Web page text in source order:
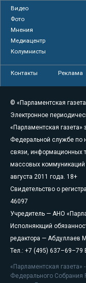
Видео
Фото
Мнения
Медиацентр
Колумнисты
Контакты Реклама
© «Парламентская
Электронное
«Парламентская газета»
Федеральной службе по
связи, информационных
массовых коммуникаций
августа 2011 года. 18+
Свидетельство о
46097
Учредитель — АНО
Исполняющий
редактора — Абдуллаев
Тел.: +7 (495) 637–69–79
«Парламентская
Федерального Собрания